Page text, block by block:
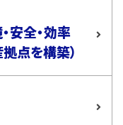
安全・効率
点を構築）